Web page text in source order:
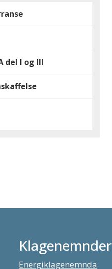
del I og III
Klagenemnder
Energiklagenemnda